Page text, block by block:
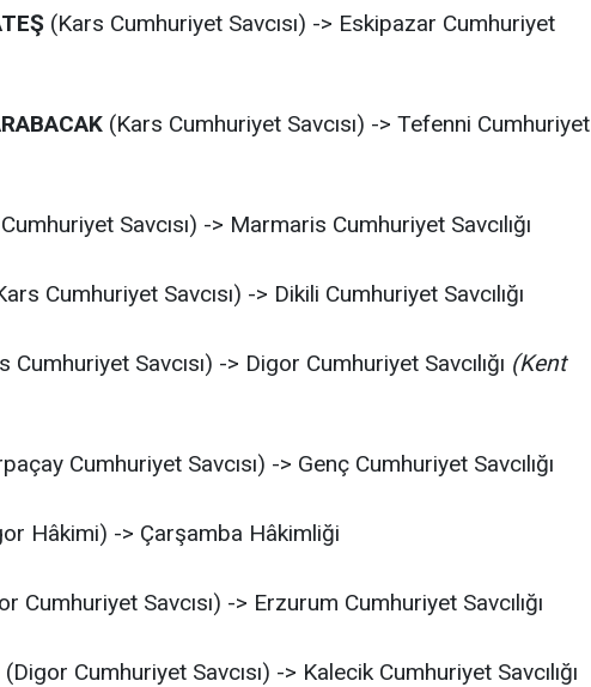
(Kars Cumhuriyet Savcısı) -> Eskipazar Cumhuriyet
(Kars Cumhuriyet Savcısı) -> Tefenni Cumhuriyet
Savcısı) -> Marmaris Cumhuriyet Savcılığı
Cumhuriyet Savcısı) -> Dikili Cumhuriyet Savcılığı
Cumhuriyet Savcısı) -> Digor Cumhuriyet Savcılığı (Kent
Cumhuriyet Savcısı) -> Genç Cumhuriyet Savcılığı
Hâkimi) -> Çarşamba Hâkimliği
Cumhuriyet Savcısı) -> Erzurum Cumhuriyet Savcılığı
(Digor Cumhuriyet Savcısı) -> Kalecik Cumhuriyet Savcılığı